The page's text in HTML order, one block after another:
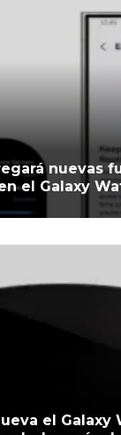
nuevas
el Galaxy
el Galaxy